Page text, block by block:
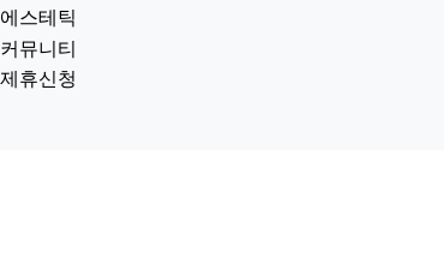
에스테틱
커뮤니티
제휴신청